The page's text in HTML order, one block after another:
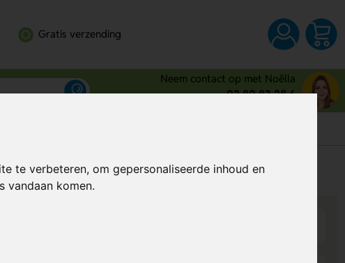
te verbeteren, om gepersonaliseerde inhoud en
vandaan komen.
Gratis verzending
Neem contact op met Noëlla
03 80 83 28 6
Al vanaf€ 0,36per stuk (excl. BTW)